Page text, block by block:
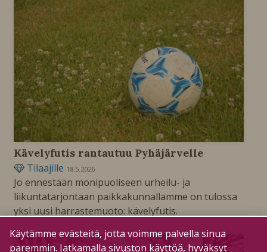
Kävelyfutis rantautuu Pyhäjärvelle
Tilaajille 18.5.2026
Jo ennestään monipuoliseen urheilu- ja
liikuntatarjontaan paikkakunnallamme on tulossa
yksi uusi harrastemuoto: kävelyfutis.
Käytämme evästeitä, jotta voimme palvella sinua
paremmin. Jatkamalla sivuston käyttöä, hyväksyt